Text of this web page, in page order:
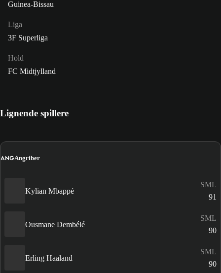
Guinea-Bissau
Liga
3F Superliga
Hold
FC Midtjylland
Lignende spillere
ANGAngriber
Kylian Mbappé
SML
91
Ousmane Dembélé
SML
90
Erling Haaland
SML
90